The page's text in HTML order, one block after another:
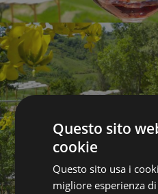
Questo sito
cookie
Questo sito usa i
migliore esperienza